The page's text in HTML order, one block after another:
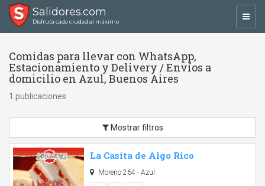
Salidores.com
Disfrutá cada ciudad al máximo
Comidas para llevar con WhatsApp,
Estacionamiento y Delivery / Envíos a
domicilio en Azul, Buenos Aires
1 publicaciones
Mostrar filtros
La Casita de Algo Rico
Moreno 264 - Azul